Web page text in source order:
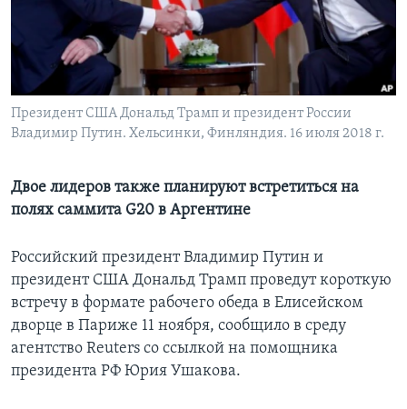
Learning English
СОЦИАЛЬНЫЕ СЕТИ
Президент США Дональд Трамп и президент России
Владимир Путин. Хельсинки, Финляндия. 16 июля 2018 г.
Двое лидеров также планируют встретиться на
полях саммита G20 в Аргентине
Российский президент Владимир Путин и
президент США Дональд Трамп проведут короткую
встречу в формате рабочего обеда в Елисейском
дворце в Париже 11 ноября, сообщило в среду
агентство Reuters со ссылкой на помощника
президента РФ Юрия Ушакова.